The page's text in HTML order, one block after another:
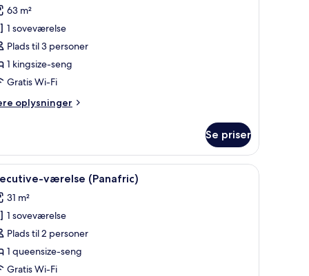
63 m²
1 soveværelse
Plads til 3 personer
1 kingsize-seng
Gratis Wi-Fi
oplysninger
Se priser
en stol og et billede på væggen.Et hotelværelse med en stor seng, et
6 værelse (Panafric)
31 m²
1 soveværelse
Plads til 2 personer
1 queensize-seng
Gratis Wi-Fi